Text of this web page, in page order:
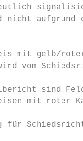
nicht
mit gelb/
vom
sind
mit roter
für